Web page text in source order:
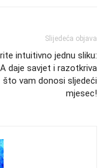
Slijedeća objava
intuitivno jednu sliku:
daje savjet i razotkriva
što vam donosi sljedeći
mjesec!